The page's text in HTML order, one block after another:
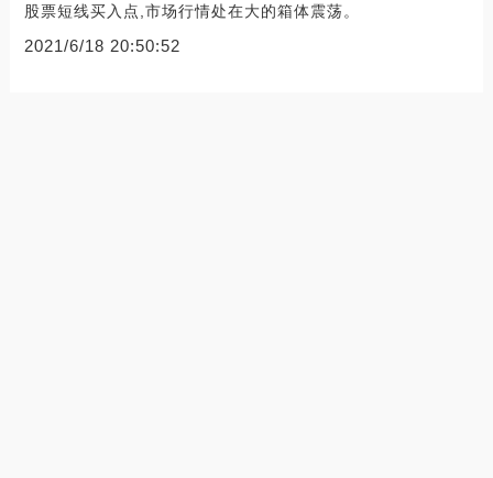
股票短线买入点,市场行情处在大的箱体震荡。
2021/6/18 20:50:52